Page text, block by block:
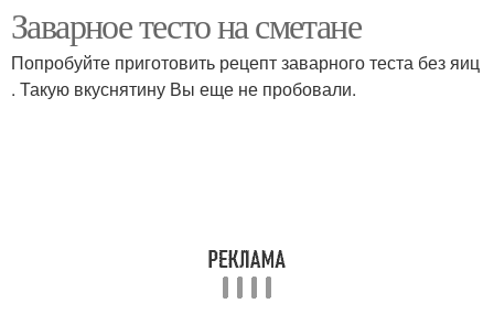
Заварное тесто на сметане
Попробуйте приготовить рецепт заварного теста без яиц
. Такую вкуснятину Вы еще не пробовали.